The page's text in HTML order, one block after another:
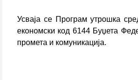
Усваја се Програм утрошка
економски код 6144 Буџета
промета и комуникација.